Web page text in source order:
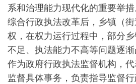
系和治理能力现代化的重要举
综合行政执法改革后，乡镇（
权，在权力运行过程中，部分
不足、执法能力不高等问题逐
作为政府行政执法监督机构，
监督具体事务，负责指导监督